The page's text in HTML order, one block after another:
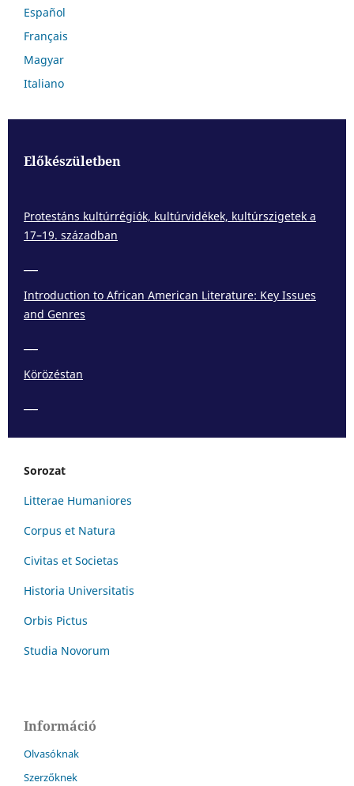
Español
Français
Magyar
Italiano
Előkészületben
Protestáns kultúrrégiók, kultúrvidékek, kultúrszigetek a
17–19. században
Introduction to African American Literature: Key Issues
and Genres
Körözéstan
Sorozat
Litterae Humaniores
Corpus et Natura
Civitas et Societas
Historia Universitatis
Orbis Pictus
Studia Novorum
Információ
Olvasóknak
Szerzőknek